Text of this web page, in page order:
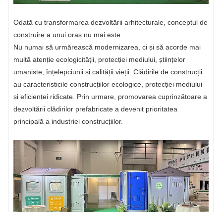
Odată cu transformarea dezvoltării arhitecturale, conceptul de
construire a unui oraș nu mai este
Nu numai să urmărească modernizarea, ci și să acorde mai
multă atenție ecologicității, protecției mediului, științelor
umaniste, înțelepciunii și calității vieții. Clădirile de construcții
au caracteristicile construcțiilor ecologice, protecției mediului
și eficienței ridicate. Prin urmare, promovarea cuprinzătoare a
dezvoltării clădirilor prefabricate a devenit prioritatea
principală a industriei construcțiilor.